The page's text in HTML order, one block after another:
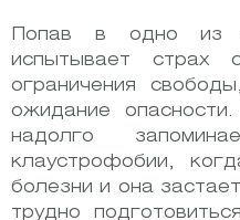
Попав в одно из
испытывает страх
ограничения
ожидание
надолго
клаустрофобии,
болезни и она
трудно